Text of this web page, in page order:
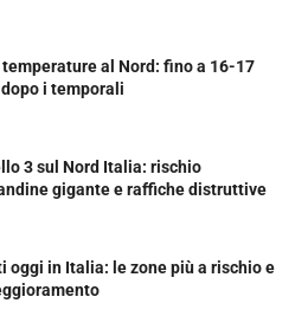
al Nord: fino a 16-17
i temporali
3 sul Nord Italia: rischio
gigante e raffiche distruttive
oggi in Italia: le zone più a rischio e